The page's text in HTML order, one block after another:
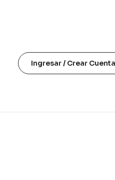
Ingresar / Crear Cuenta